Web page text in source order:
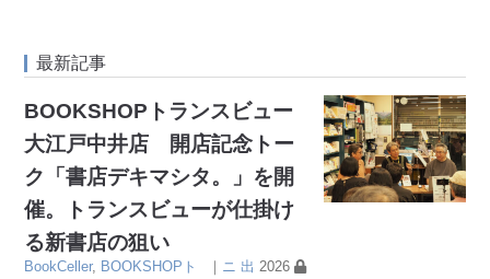
最新記事
BOOKSHOPトランスビュー
大江戸中井店 開店記念トー
ク「書店デキマシタ。」を開
催。トランスビューが仕掛け
る新書店の狙い
BookCeller, BOOKSHOPト
｜ ニ 出 2026